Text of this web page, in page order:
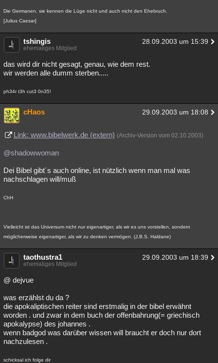
Die Germanen, sie kennen die Lüge nicht und auch nicht den Ehebruch.
[Julius Caesar]
tshingis 28.09.2003 um 15:39
ehemaliges Mitglied
das wird dir nicht gesagt, genau, wie dem rest.
wir werden alle dumm sterben.....
ph34r t3h cut3 0n35!
cHaos 29.09.2003 um 18:08
Link: www.bibelwerk.de (extern) (Archiv-Version vom 02.10.2003)
@shadowwoman
Dei Bibel gibt´s auch online, ist nützlich wenn man mal was
nachschlagen will/muß
ChH
Vielleicht ist das Universum nicht nur eigenartiger, als wir es uns vorstellen, sondern
möglicherweise eigenartiger, als wir zu denken vermögen. (J.B.S. Haldane)
taothustra1 29.09.2003 um 18:39
ehemaliges Mitglied
@ dejvue
was erzählst du da ?
die apokaliptischen reiter sind erstmalig in der bibel erwähnt
worden . und zwar in dem buch der offenbahrung(= griechisch
apokalypse) des johannes .
wenn badgod was darüber wissen will braucht er doch nur dort
nachzulesen .
schicksal ich folge dir